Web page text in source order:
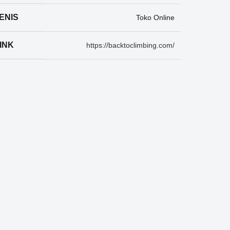
Toko Online
https://backtoclimbing.com/